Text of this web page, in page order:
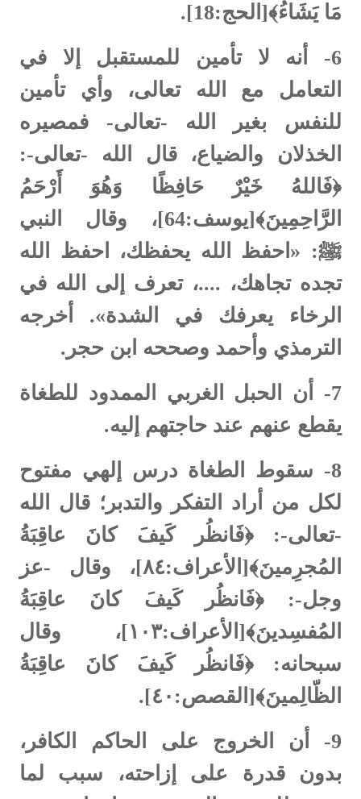
مَا يَشَاءُ﴾[الحج:18].
6-
أنه لا تأمين للمستقبل إلا في
التعامل مع الله تعالى، وأي تأمين
للنفس بغير الله -تعالى- فمصيره
الخذلان والضياع، قال الله -تعالى-:
﴿فَاللهُ خَيْرٌ حَافِظًا وَهُوَ أَرْحَمُ
الرَّاحِمِينَ﴾[يوسف:64]، وقال النبي
ﷺ: «احفظ الله يحفظك، احفظ الله
تجده تجاهك، ....، تعرف إلى الله في
الرخاء يعرفك في الشدة». أخرجه
الترمذي وأحمد وصححه ابن حجر.
7-
أن الحبل الغربي الممدود للطغاة
يقطع عنهم عند حاجتهم إليه.
8-
سقوط الطغاة درس إلهي مفتوح
لكل من أراد التفكر والتدبر؛ قال الله
-تعالى-: ﴿فَانظُر كَيفَ كانَ عاقِبَةُ
المُجرِمينَ﴾[الأعراف:٨٤]، وقال -عز
وجل-: ﴿فَانظُر كَيفَ كانَ عاقِبَةُ
المُفسِدينَ﴾[الأعراف:١٠٣]، وقال
سبحانه: ﴿فَانظُر كَيفَ كانَ عاقِبَةُ
الظّالِمينَ﴾[القصص:٤٠].
9-
أن الخروج على الحاكم الكافر،
بدون قدرة على إزاحته، سبب لما